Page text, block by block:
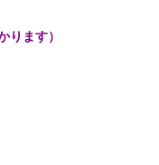
ます）